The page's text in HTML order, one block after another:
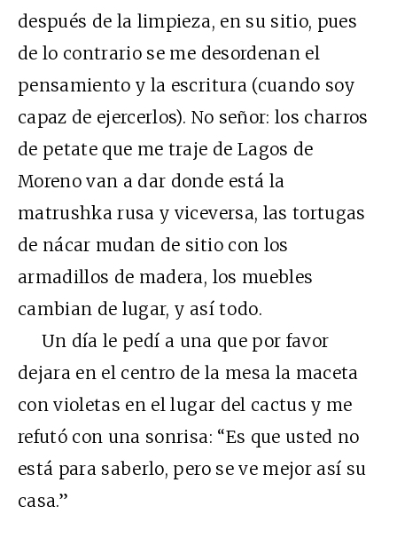
después de la limpieza, en su sitio, pues
de lo contrario se me desordenan el
pensamiento y la escritura (cuando soy
capaz de ejercerlos). No señor: los charros
de petate que me traje de Lagos de
Moreno van a dar donde está la
matrushka rusa y viceversa, las tortugas
de nácar mudan de sitio con los
armadillos de madera, los muebles
cambian de lugar, y así todo.
Un día le pedí a una que por favor
dejara en el centro de la mesa la maceta
con violetas en el lugar del cactus y me
refutó con una sonrisa: “Es que usted no
está para saberlo, pero se ve mejor así su
casa.”